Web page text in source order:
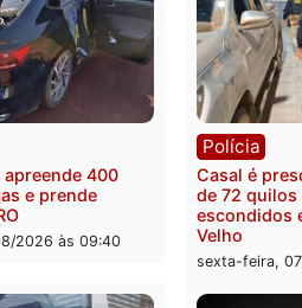
apresenta Plano
228 projetos,
e
de resultados
08/2026 às 18:49
pode
sexta-